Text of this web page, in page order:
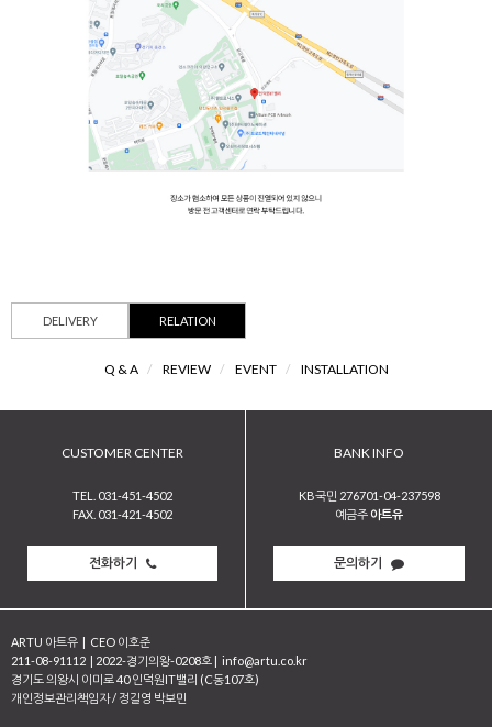
DELIVERY RELATION
Q & A / REVIEW / EVENT / INSTALLATION
CUSTOMER CENTER
TEL. 031-451-4502
FAX. 031-421-4502
전화하기
BANK INFO
KB국민 276701-04-237598
예금주 아트유
문의하기
ARTU 아트유 | CEO 이호준
211-08-91112 | 2022-경기의왕-0208호 | info@artu.co.kr
경기도 의왕시 이미로 40 인덕원IT밸리 (C동107호)
개인정보관리책임자 / 정길영 박보민